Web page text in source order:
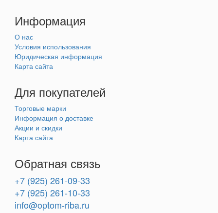
Информация
О нас
Условия использования
Юридическая информация
Карта сайта
Для покупателей
Торговые марки
Информация о доставке
Акции и скидки
Карта сайта
Обратная связь
+7 (925) 261-09-33
+7 (925) 261-10-33
info@optom-riba.ru